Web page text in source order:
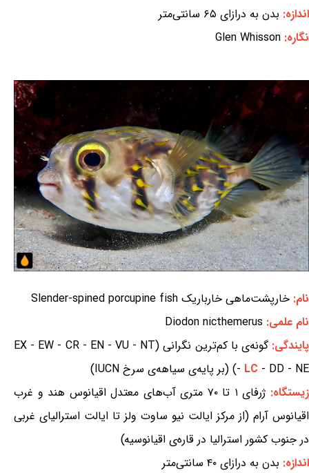
اندازه: بدن به درازای ۶۵ سانتی‌متر
نگاره: Glen Whisson
نام: خارپشت‌ماهی خارباریک Slender-spined porcupine fish
نام علمی: Diodon nicthemerus
پایندگی:
گونه‌ی با کم‌ترین نگرانی (EX - EW - CR - EN - VU - NT
- LC - DD - NE) (بر پایه‌ی سیاهه‌ی سرخ IUCN)
زیستگاه:
ژرفای ۱ تا ۷۰ متری آب‌های معتدل اقیانوس هند و غرب
اقیانوس آرام (از مرکز ایالت نیو ساوت ولز تا ایالت استرالیای غربی
در جنوب کشور استرالیا در قاره‌ی اقیانوسیه)
اندازه: بدن به درازای ۴۰ سانتی‌متر